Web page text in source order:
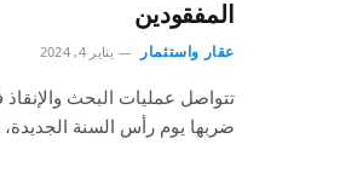
المفقودين
عقار واستثمار يناير 4, 2024
تتواصل عمليات البحث
ضربها يوم رأس السنة